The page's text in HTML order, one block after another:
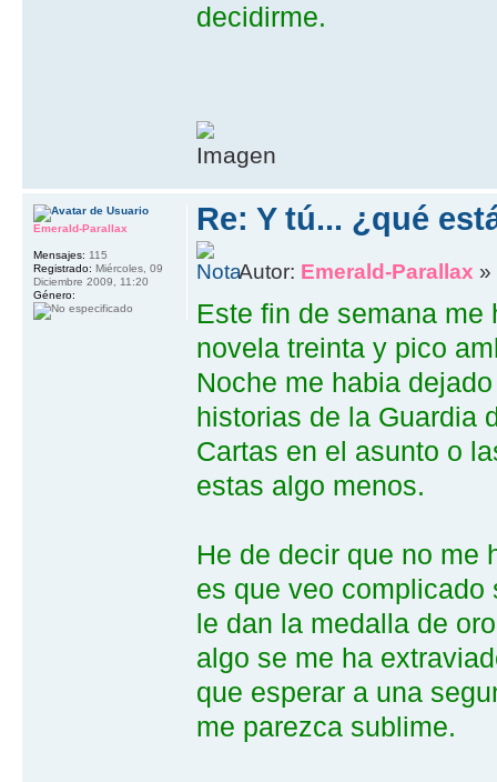
decidirme.
Re: Y tú... ¿qué
Autor: Emerald-Parallax »
Este fin de semana me
novela treinta y pico
Noche me habia
historias de la Guardia
Cartas en el asunto o
estas algo menos.
He de decir que no me
es que veo
le dan la medalla de
algo se me ha
que esperar a una
me parezca sublime.
Emerald-Parallax
Mensajes: 115
Registrado: Miércoles, 09
Diciembre 2009, 11:20
Género: